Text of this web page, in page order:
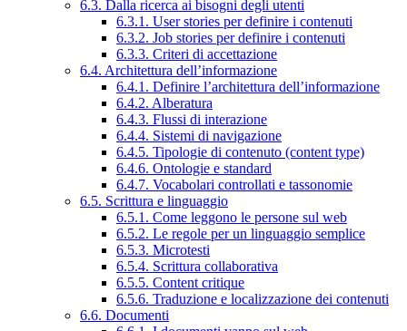
6.3. Dalla ricerca ai bisogni degli utenti
6.3.1. User stories per definire i contenuti
6.3.2. Job stories per definire i contenuti
6.3.3. Criteri di accettazione
6.4. Architettura dell’informazione
6.4.1. Definire l’architettura dell’informazione
6.4.2. Alberatura
6.4.3. Flussi di interazione
6.4.4. Sistemi di navigazione
6.4.5. Tipologie di contenuto (content type)
6.4.6. Ontologie e standard
6.4.7. Vocabolari controllati e tassonomie
6.5. Scrittura e linguaggio
6.5.1. Come leggono le persone sul web
6.5.2. Le regole per un linguaggio semplice
6.5.3. Microtesti
6.5.4. Scrittura collaborativa
6.5.5. Content critique
6.5.6. Traduzione e localizzazione dei contenuti
6.6. Documenti